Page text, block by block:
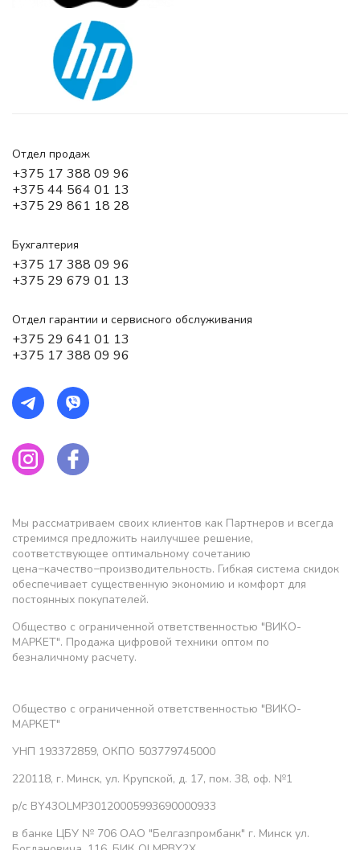
Отдел продаж
+375 17 388 09 96
+375 44 564 01 13
+375 29 861 18 28
Бухгалтерия
+375 17 388 09 96
+375 29 679 01 13
Отдел гарантии и сервисного обслуживания
+375 29 641 01 13
+375 17 388 09 96
Мы рассматриваем своих клиентов как Партнеров и всегда
стремимся предложить наилучшее решение,
соответствующее оптимальному сочетанию
цена−качество−производительность. Гибкая система скидок
обеспечивает существенную экономию и комфорт для
постоянных покупателей.
Общество с ограниченной ответственностью "ВИКО-
МАРКЕТ". Продажа цифровой техники оптом по
безналичному расчету.
Общество с ограниченной ответственностью "ВИКО-
МАРКЕТ"
УНП 193372859, ОКПО 503779745000
220118, г. Минск, ул. Крупской, д. 17, пом. 38, оф. №1
р/с BY43OLMP30120005993690000933
в банке ЦБУ № 706 ОАО "Белгазпромбанк" г. Минск ул.